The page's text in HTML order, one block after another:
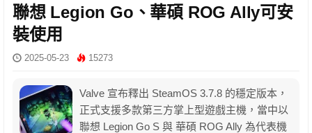
聯想 Legion Go、華碩 ROG Ally可安
裝使用
2025-05-23 15273
Valve 宣布釋出 SteamOS 3.7.8 的穩定版本，
正式支援多款第三方掌上型遊戲主機，當中以
聯想 Legion Go S 與 華碩 ROG Ally 為代表機